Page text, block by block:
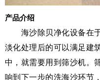
产品介绍
海沙除贝净化设备在于
淡化处理后的可以满足建
中，就需要用到筛沙机。
响到下一步的洗海沙环节